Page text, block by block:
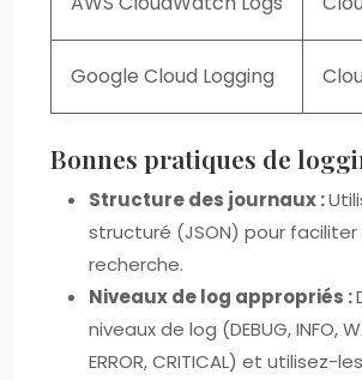
Google Cloud Logging
Bonnes pratiques de
Structure des journaux :
structuré (JSON) pour faciliter
recherche.
Niveaux de log appropriés :
niveaux de log (DEBUG, INFO,
ERROR, CRITICAL) et utilisez-les